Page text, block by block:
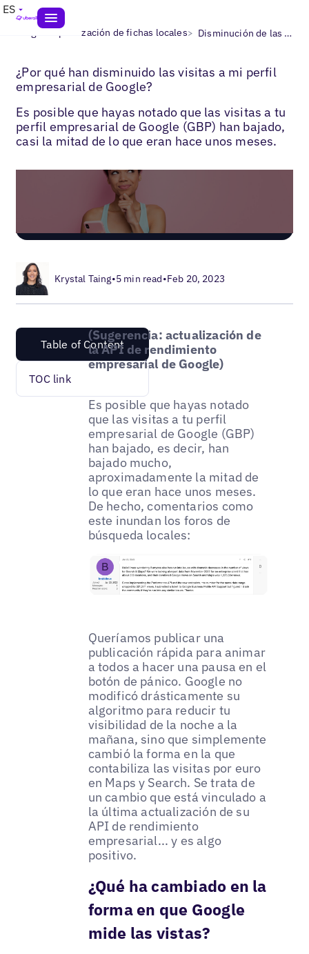
ES
Blogs> Optimización de fichas locales> Disminución de las visitas al perfil empresarial de Google
¿Por qué han disminuido las visitas a mi perfil
empresarial de Google?
Es posible que hayas notado que las visitas a tu
perfil empresarial de Google (GBP) han bajado,
casi la mitad de lo que eran hace unos meses.
Krystal Taing•5 min read•Feb 20, 2023
Table of Content
TOC link
(Sugerencia: actualización de
la API de rendimiento
empresarial de Google)
Es posible que hayas notado
que las visitas a tu perfil
empresarial de Google (GBP)
han bajado, es decir, han
bajado mucho,
aproximadamente la mitad de
lo que eran hace unos meses.
De hecho, comentarios como
este inundan los foros de
búsqueda locales:
Queríamos publicar una
publicación rápida para animar
a todos a hacer una pausa en el
botón de pánico. Google no
modificó drásticamente su
algoritmo para reducir tu
visibilidad de la noche a la
mañana, sino que simplemente
cambió la forma en la que
contabiliza las visitas por euro
en Maps y Search. Se trata de
un cambio que está vinculado a
la última actualización de su
API de rendimiento
empresarial... y es algo
positivo.
¿Qué ha cambiado en la
forma en que Google
mide las vistas?